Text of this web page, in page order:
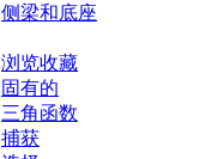
侧梁和底座
浏览收藏
固有的
三角函数
捕获